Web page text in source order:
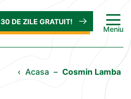
Meniu
30 DE ZILE GRATUIT!
‹ Acasa – Cosmin Lamba